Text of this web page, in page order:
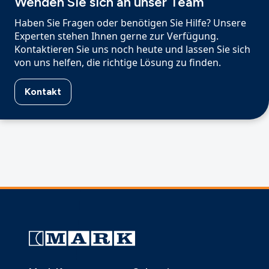
Haben Sie Fragen oder benötigen Sie Hilfe? Unsere
Experten stehen Ihnen gerne zur Verfügung.
Kontaktieren Sie uns noch heute und lassen Sie sich
von uns helfen, die richtige Lösung zu finden.
Kontakt